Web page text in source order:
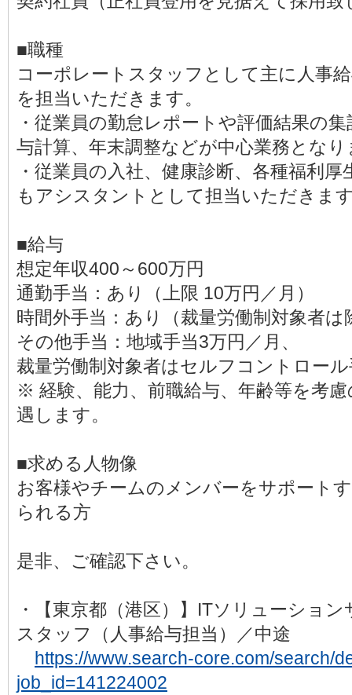
■職種
コーポレートスタッフとして主に人事
を担当いただきます。
・従業員の勤怠レポートや評価結果の
与計算、年末調整などが中心業務となり
・従業員の入社、健康診断、各種福利
もアシスタントとして担当いただきま
■給与
想定年収400～600万円
通勤手当：あり（上限 10万円／月）
時間外手当：あり（裁量労働制対象者は
その他手当：地域手当3万円／月、
裁量労働制対象者はセルフコントロー
※ 経験、能力、前職給与、年齢等を考
遇します。
■求める人物像
お客様やチームのメンバーをサポート
られる方
是非、ご確認下さい。
・【東京都（港区）】ITソリューショ
スタッフ（人事給与担当）／中途
https://www.search-core.com/search/
job_id=141224002